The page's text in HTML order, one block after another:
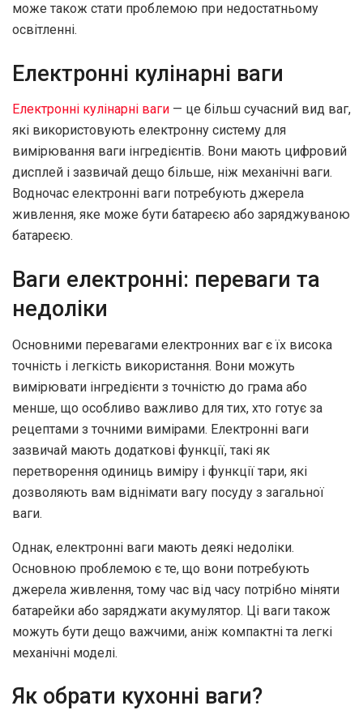
може також стати проблемою при недостатньому
освітленні.
Електронні кулінарні ваги
Електронні кулінарні ваги — це більш сучасний вид ваг,
які використовують електронну систему для
вимірювання ваги інгредієнтів. Вони мають цифровий
дисплей і зазвичай дещо більше, ніж механічні ваги.
Водночас електронні ваги потребують джерела
живлення, яке може бути батареєю або заряджуваною
батареєю.
Ваги електронні: переваги та
недоліки
Основними перевагами електронних ваг є їх висока
точність і легкість використання. Вони можуть
вимірювати інгредієнти з точністю до грама або
менше, що особливо важливо для тих, хто готує за
рецептами з точними вимірами. Електронні ваги
зазвичай мають додаткові функції, такі як
перетворення одиниць виміру і функції тари, які
дозволяють вам віднімати вагу посуду з загальної
ваги.
Однак, електронні ваги мають деякі недоліки.
Основною проблемою є те, що вони потребують
джерела живлення, тому час від часу потрібно міняти
батарейки або заряджати акумулятор. Ці ваги також
можуть бути дещо важчими, аніж компактні та легкі
механічні моделі.
Як обрати кухонні ваги?